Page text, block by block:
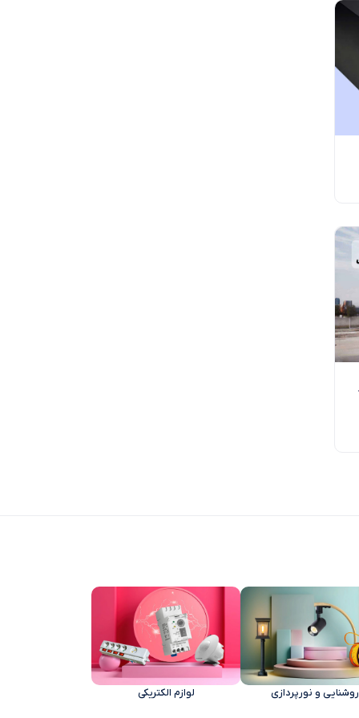
روشنایی و نورپردازی‌ لوازم الکتریکی‌